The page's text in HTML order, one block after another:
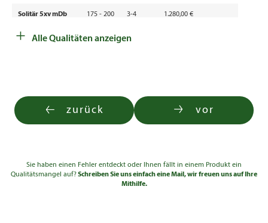
Solitär 5xv mDb 175 - 200 3-4 1.280,00 €
Solitär 5xv mDb 200 - 250 3-4
+ Alle Qualitäten anzeigen
zurück vor
Sie haben einen Fehler entdeckt oder Ihnen fällt in einem Produkt ein
Qualitätsmangel auf?Schreiben Sie uns einfach eine Mail, wir freuen uns auf Ihre
Mithilfe.